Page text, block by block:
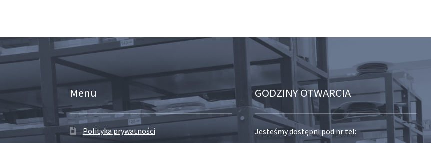
Menu
Polityka prywatności
GODZINY OTWARCIA
Jesteśmy dostępni pod nr tel: